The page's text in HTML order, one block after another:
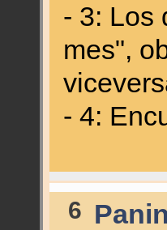
- 3: Los
mes",
- 4:
6